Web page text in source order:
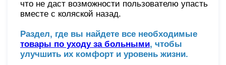
что не даст возможности пользователю упасть
вместе с коляской назад.
Раздел, где вы найдете все необходимые
товары по уходу за больными, чтобы
улучшить их комфорт и уровень жизни.